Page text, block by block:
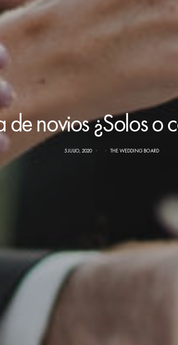
de novios ¿Solos o
5 JULIO, 2020 THE WEDDING BOARD